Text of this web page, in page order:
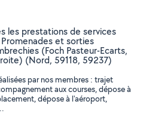
les prestations de services
et sorties
(Foch Pasteur-Ecarts,
(Nord, 59118, 59237)
par nos membres : trajet
aux courses, dépose à
dépose à l'aéroport,